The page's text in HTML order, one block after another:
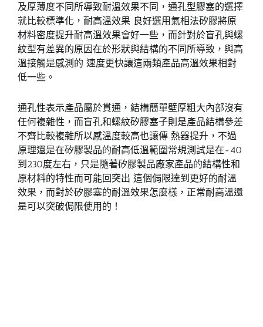
及厚薄度不同所導致耐溫效果不同，通孔型膠塞的選擇
就比較標準化，耐高溫效果 良好選用氣相法矽膠將原
材料密度提升耐高溫效果會好一些，而針對於盲孔與螺
紋型有差異的原因在於形狀與結構的不同所導致，與高
溫接觸是感測的 速度更快讓這兩類產品高溫效果相對
低一些。
通孔性表示產品屬於貫通，結構簡單壁厚粗大內部沒有
任何複雜性，而盲孔和螺紋矽膠塞子則是產品結構參差
不齊比較複雜所以感溫度較高也讓傳 熱器提升，不過
原理還是在矽膠製品的耐高低溫範圍常規測試是在-40
到230度左右，只是隨著矽膠製品廠家產品的結構性和
原材料的特性而可能回突出 這個侷限達到更好的耐溫
效果，而對於矽膠塞的耐溫效果怎麼樣，正常耐高溫還
是可以突破侷限使用的！